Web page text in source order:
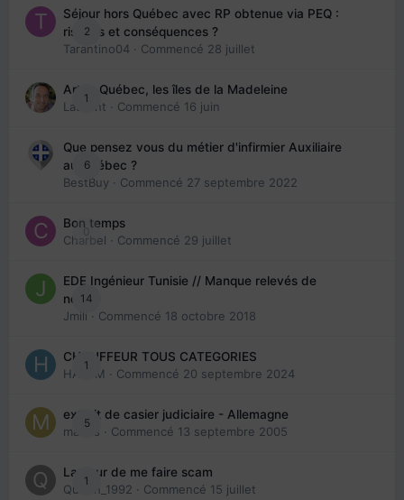
2
Séjour hors Québec avec RP obtenue via PEQ :
risques et conséquences ?
Tarantino04 · Commencé 28 juillet
1
Arte : Québec, les îles de la Madeleine
Laurent · Commencé 16 juin
6
Que pensez vous du métier d'infirmier Auxiliaire
au Québec ?
BestBuy · Commencé 27 septembre 2022
0
Bon temps
Charbel · Commencé 29 juillet
14
EDE Ingénieur Tunisie // Manque relevés de
note
Jmili · Commencé 18 octobre 2018
1
CHAUFFEUR TOUS CATEGORIES
HAZEM · Commencé 20 septembre 2024
5
extrait de casier judiciaire - Allemagne
maries · Commencé 13 septembre 2005
1
La peur de me faire scam
Queen_1992 · Commencé 15 juillet